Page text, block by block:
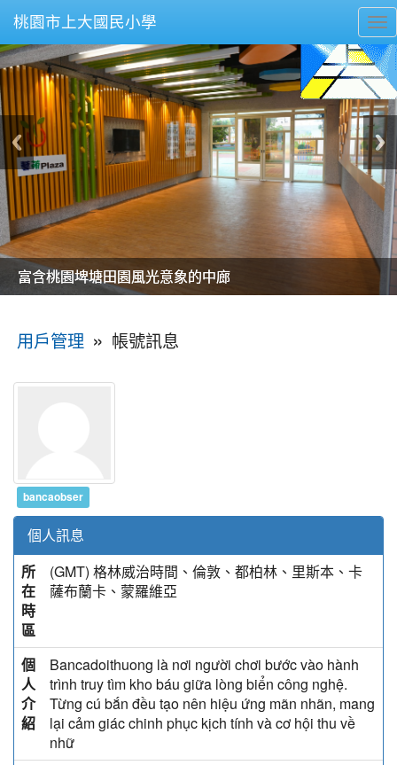
桃園市上大國民小學
美麗的操場是我們活力的來源
美麗的操場是我們活力的來源
煥然一新的小司令台
煥然一新的小司令台
富含桃園埤塘田園風光意象的中廊
富含桃園埤塘田園風光意象的中廊
嶄新的中庭廣場
嶄新的中庭廣場
水生池生生不息
水生池生生不息
用戶管理 » 帳號訊息
bancaobser
個人訊息
所
在
時
區
(GMT) 格林威治時間、倫敦、都柏林、里斯本、卡
薩布蘭卡、蒙羅維亞
個
人
介
紹
Bancadoithuong là nơi người chơi bước vào hành
trình truy tìm kho báu giữa lòng biển công nghệ.
Từng cú bắn đều tạo nên hiệu ứng mãn nhãn, mang
lại cảm giác chinh phục kịch tính và cơ hội thu về
nhữ